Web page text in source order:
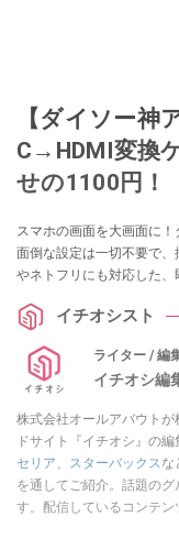
【ダイソー神
C→HDMI変換
せの1100円！
スマホの画面を大画面に！
面倒な設定は一切不要で
やネトフリにも対応した、
イチオシスト
ライター / 編
イチオシ編
株式会社オールアバウト
ドサイト『イチオシ』の編
セリア、 スターバックスな
を通してご紹介。話題の
す。配信しているコンテ